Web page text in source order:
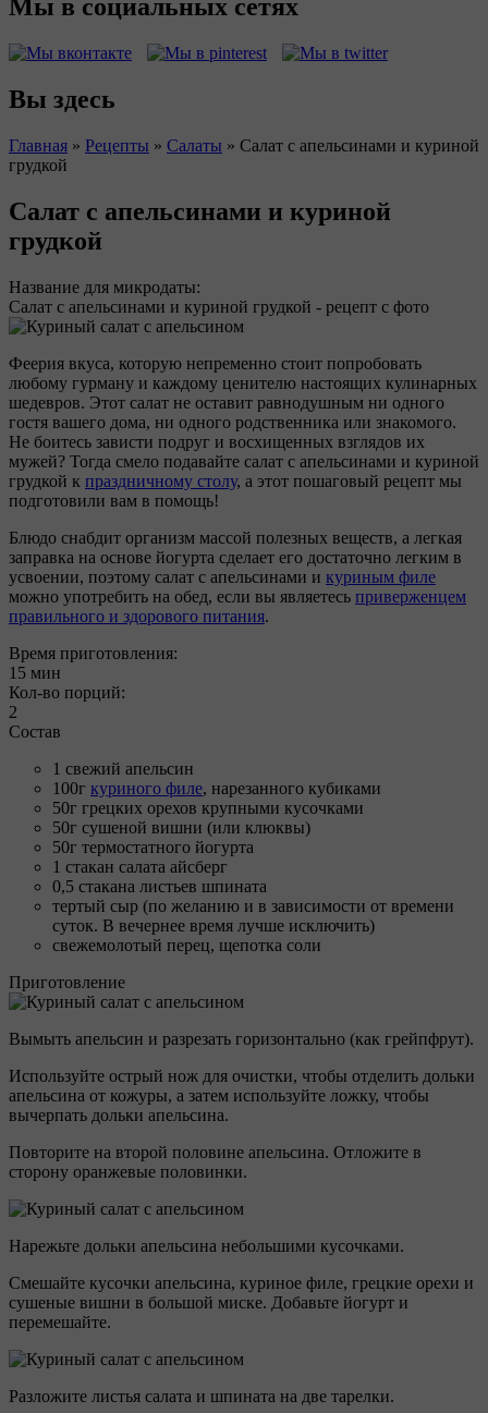
Мы в социальных сетях
Вы здесь
Главная » Рецепты » Салаты » Салат с апельсинами и куриной
грудкой
Салат с апельсинами и куриной
грудкой
Название для микродаты:
Салат с апельсинами и куриной грудкой - рецепт с фото
Феерия вкуса, которую непременно стоит попробовать
любому гурману и каждому ценителю настоящих кулинарных
шедевров. Этот салат не оставит равнодушным ни одного
гостя вашего дома, ни одного родственника или знакомого.
Не боитесь зависти подруг и восхищенных взглядов их
мужей? Тогда смело подавайте салат с апельсинами и куриной
грудкой к праздничному столу, а этот пошаговый рецепт мы
подготовили вам в помощь!
Блюдо снабдит организм массой полезных веществ, а легкая
заправка на основе йогурта сделает его достаточно легким в
усвоении, поэтому салат с апельсинами и куриным филе
можно употребить на обед, если вы являетесь приверженцем
правильного и здорового питания.
Время приготовления:
15 мин
Кол-во порций:
2
Состав
1 свежий апельсин
100г куриного филе, нарезанного кубиками
50г грецких орехов крупными кусочками
50г сушеной вишни (или клюквы)
50г термостатного йогурта
1 стакан салата айсберг
0,5 стакана листьев шпината
тертый сыр (по желанию и в зависимости от времени
суток. В вечернее время лучше исключить)
свежемолотый перец, щепотка соли
Приготовление
Вымыть апельсин и разрезать горизонтально (как грейпфрут).
Используйте острый нож для очистки, чтобы отделить дольки
апельсина от кожуры, а затем используйте ложку, чтобы
вычерпать дольки апельсина.
Повторите на второй половине апельсина. Отложите в
сторону оранжевые половинки.
Нарежьте дольки апельсина небольшими кусочками.
Смешайте кусочки апельсина, куриное филе, грецкие орехи и
сушеные вишни в большой миске. Добавьте йогурт и
перемешайте.
Разложите листья салата и шпината на две тарелки.